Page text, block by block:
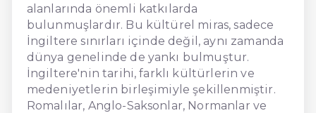
alanlarında önemli katkılarda
bulunmuşlardır. Bu kültürel miras, sadece
İngiltere sınırları içinde değil, aynı zamanda
dünya genelinde de yankı bulmuştur.
İngiltere'nin tarihi, farklı kültürlerin ve
medeniyetlerin birleşimiyle şekillenmiştir.
Romalılar, Anglo-Saksonlar, Normanlar ve